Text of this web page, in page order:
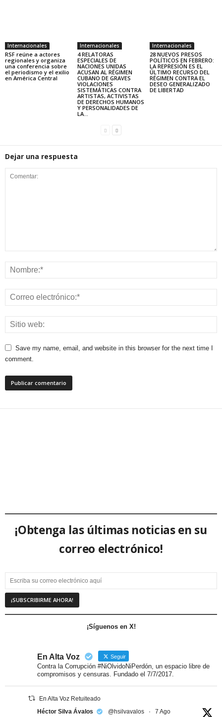
Internacionales
RSF reúne a actores
regionales y organiza
una conferencia sobre
el periodismo y el exilio
en América Central
Internacionales
4 RELATORAS
ESPECIALES DE
NACIONES UNIDAS
ACUSAN AL RÉGIMEN
CUBANO DE GRAVES
VIOLACIONES
SISTEMÁTICAS CONTRA
ARTISTAS, ACTIVISTAS
DE DERECHOS HUMANOS
Y PERSONALIDADES DE
LA...
Internacionales
28 NUEVOS PRESOS
POLÍTICOS EN FEBRERO:
LA REPRESIÓN ES EL
ÚLTIMO RECURSO DEL
RÉGIMEN CONTRA EL
DESEO GENERALIZADO
DE LIBERTAD
Dejar una respuesta
Save my name, email, and website in this browser for the next time I
comment.
¡Obtenga las últimas noticias en su
correo electrónico!
¡Síguenos en X!
En Alta Voz Seguir
Contra la Corrupción #NiOlvidoNiPerdón, un espacio libre de
compromisos y censuras. Fundado el 7/7/2017.
En Alta Voz Retuiteado
Héctor Silva Ávalos
@hsilvavalos · 7 Ago